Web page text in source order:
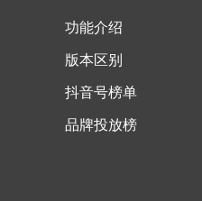
功能介绍
版本区别
抖音号榜单
品牌投放榜